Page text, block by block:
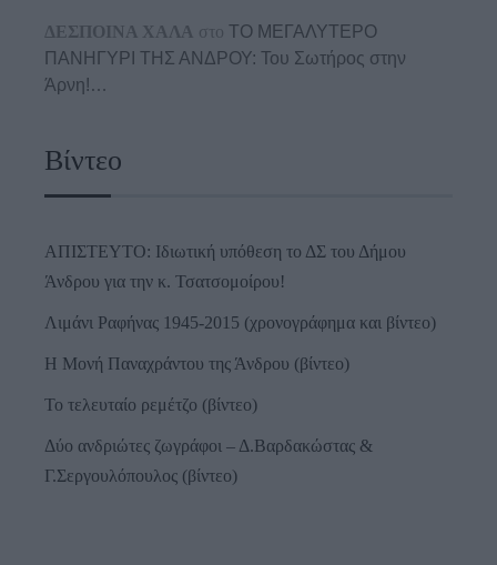
ΔΕΣΠΟΙΝΑ ΧΑΛΑ στο ΤΟ ΜΕΓΑΛΥΤΕΡΟ
ΠΑΝΗΓΥΡΙ ΤΗΣ ΑΝΔΡΟΥ: Του Σωτήρος στην
Άρνη!…
Βίντεο
ΑΠΙΣΤΕΥΤΟ: Ιδιωτική υπόθεση το ΔΣ του Δήμου
Άνδρου για την κ. Τσατσομοίρου!
Λιμάνι Ραφήνας 1945-2015 (χρονογράφημα και βίντεο)
Η Μονή Παναχράντου της Άνδρου (βίντεο)
Το τελευταίο ρεμέτζο (βίντεο)
Δύο ανδριώτες ζωγράφοι – Δ.Βαρδακώστας &
Γ.Σεργουλόπουλος (βίντεο)